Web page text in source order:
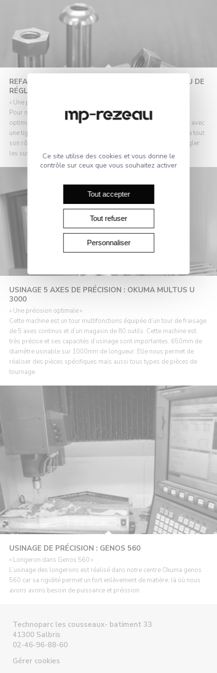
REFABRICATION DE PIÈCES AUTOMOBILES : ÉCROU DE
RÉGLAGE DE SUSPENSION 2CV
« Une petite pièce pour une optimisation »
Pour modifier les suspensions des 2CV afin qu’elles soient
optimisées pour le raid, il faut remplacer le tirant de suspension avec
une tige filetée pour gagner en solidité, c’est ici que notre écrou a tout
son rôle, puisqu'il permet une fois vissé sur la tige filetée, de régler
les suspensions.
USINAGE 5 AXES DE PRÉCISION : OKUMA MULTUS U
3000
« Une précision optimale »
Cette machine est un tour multifonctions équipée d’un tour de fraisage
de 5 axes continus et d’un magasin de 80 outils. Cette machine est
très précise et ses capacités d’usinage sont importantes, 650mm de
diamètre usinable sur 1000mm de longueur. Elle nous permet de
réaliser des pièces spécifiques mais aussi tous types de pièces de
tournage.
USINAGE DE PRÉCISION : GENOS 560
« Longeron dans Genos 560 »
L’usinage des longerons est réalisé dans notre centre Okuma genos
560 car sa rigidité permet un fort enlèvement de matière, là où nous
avons avons besoin de puissance et précision.
Technoparc les cousseaux- batiment 33
41300 Salbris
02-46-96-88-60
Gérer cookies
Ce site utilise des cookies et vous donne le
contrôle sur ceux que vous souhaitez activer
Tout accepter
Tout refuser
Personnaliser